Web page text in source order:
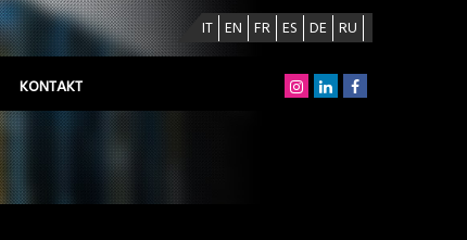
IT EN FR ES DE RU
KONTAKT